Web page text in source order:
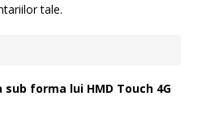
tale.
forma lui HMD Touch 4G